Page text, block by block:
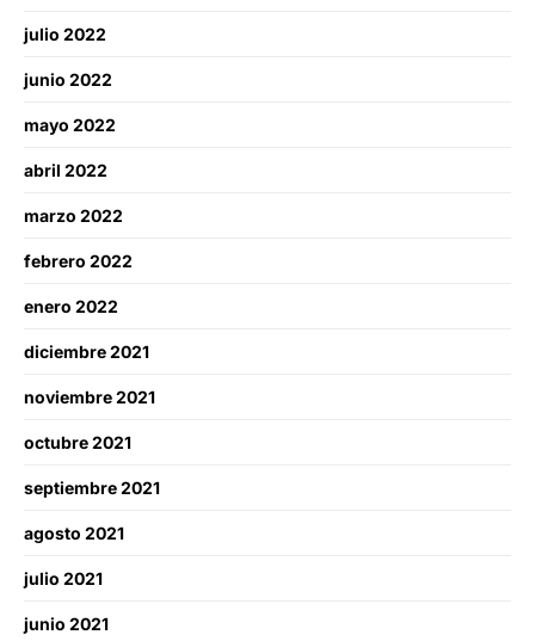
julio 2022
junio 2022
mayo 2022
abril 2022
marzo 2022
febrero 2022
enero 2022
diciembre 2021
noviembre 2021
octubre 2021
septiembre 2021
agosto 2021
julio 2021
junio 2021